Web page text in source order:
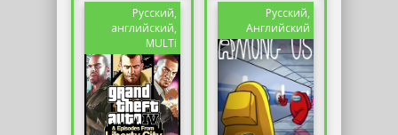
модификации
на...
в эпоху
холодной...
Русский,
английский,
MULTi
Русский,
Английский